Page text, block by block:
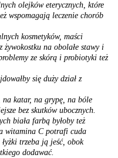
olejków eterycznych, które
wspomagają leczenie chorób
kosmetyków, maści
na obolałe stawy i
ze skórą i probiotyki też
się duży dział z
na katar, na grypę, na bóle
bez skutków ubocznych.
biała farbą byłoby też
witamina C potrafi cuda
trzeba ją jeść, obok
dodawać.